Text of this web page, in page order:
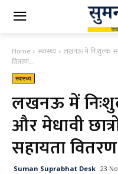
Home स्वास्थ्य
लखनऊ में निःशुल्क
वितरण...
स्वास्थ्य
लखनऊ में
और मेधावी
सहायता
Suman Suprabhat Desk 23